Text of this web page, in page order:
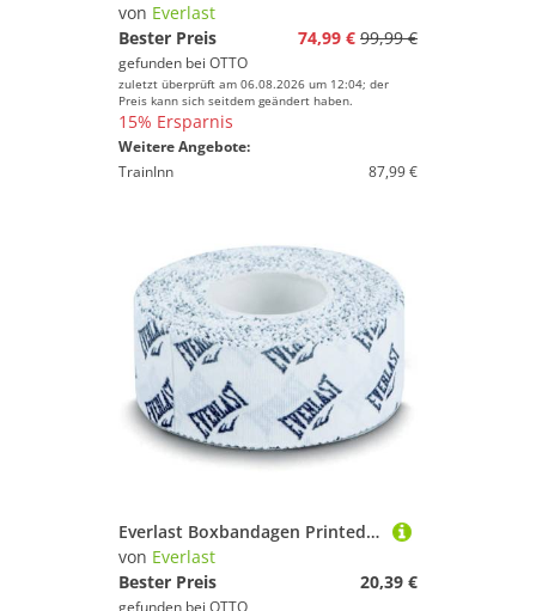
von Everlast
Bester Preis
74,99 € 99,99 €
gefunden bei OTTO
zuletzt überprüft am 06.08.2026 um 12:04; der
Preis kann sich seitdem geändert haben.
15% Ersparnis
Weitere Angebote:
TrainInn
87,99 €
Everlast Boxbandagen Printed Athletic Tape
von Everlast
Bester Preis
20,39 €
gefunden bei OTTO